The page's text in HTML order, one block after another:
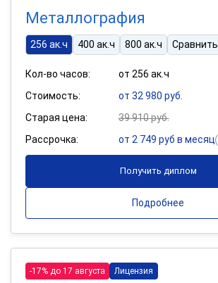
Металлография
256 ак.ч 400 ак.ч 800 ак.ч Сравнить
Кол-во часов:
от 256 ак.ч
Стоимость:
от 32 980 руб.
Старая цена:
39 910 руб.
Рассрочка:
от 2 749 руб в месяц
Получить диплом
Подробнее
-17% до 17 августа Лицензия